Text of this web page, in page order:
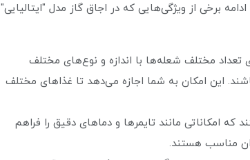
برخی از ویژگی‌هایی که در اجاق گاز مدل "ایتالیایی"
مختلف شعله‌ها با اندازه و نوع‌های مختلف
این امکان به شما اجازه می‌دهد تا غذاهای مختلف
امکاناتی مانند تایمرها و دماهای دقیق را فراهم
مناسب هستند.